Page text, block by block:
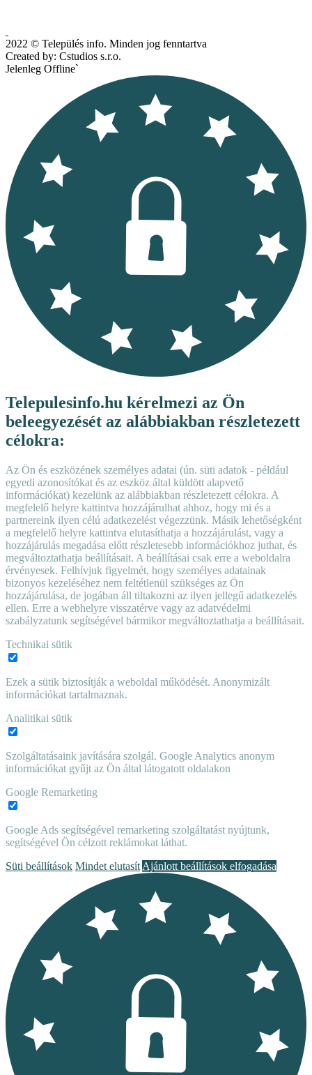
2022 © Település info. Minden jog fenntartva
Created by: Cstudios s.r.o.
Jelenleg Offline`
Telepulesinfo.hu kérelmezi az Ön
beleegyezését az alábbiakban részletezett
célokra:
Az Ön és eszközének személyes adatai (ún. süti adatok - például
egyedi azonosítókat és az eszköz által küldött alapvető
információkat) kezelünk az alábbiakban részletezett célokra. A
megfelelő helyre kattintva hozzájárulhat ahhoz, hogy mi és a
partnereink ilyen célú adatkezelést végezzünk. Másik lehetőségként
a megfelelő helyre kattintva elutasíthatja a hozzájárulást, vagy a
hozzájárulás megadása előtt részletesebb információkhoz juthat, és
megváltoztathatja beállításait. A beállításai csak erre a weboldalra
érvényesek. Felhívjuk figyelmét, hogy személyes adatainak
bizonyos kezeléséhez nem feltétlenül szükséges az Ön
hozzájárulása, de jogában áll tiltakozni az ilyen jellegű adatkezelés
ellen. Erre a webhelyre visszatérve vagy az adatvédelmi
szabályzatunk segítségével bármikor megváltoztathatja a beállításait.
Technikai sütik
Ezek a sütik biztosítják a weboldal működését. Anonymizált
információkat tartalmaznak.
Analitikai sütik
Szolgáltatásaink javítására szolgál. Google Analytics anonym
információkat gyűjt az Ön által látogatott oldalakon
Google Remarketing
Google Ads segítségével remarketing szolgáltatást nyújtunk,
segítségével Ön célzott reklámokat láthat.
Süti beállítások Mindet elutasít Ajánlott beállítások elfogadása